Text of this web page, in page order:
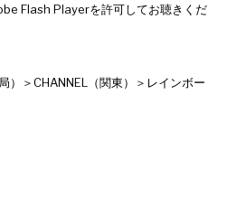
Flash Playerを許可してお聴きくだ
）＞CHANNEL（関東）＞レインボー